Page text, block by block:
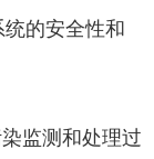
的安全性和
监测和处理过